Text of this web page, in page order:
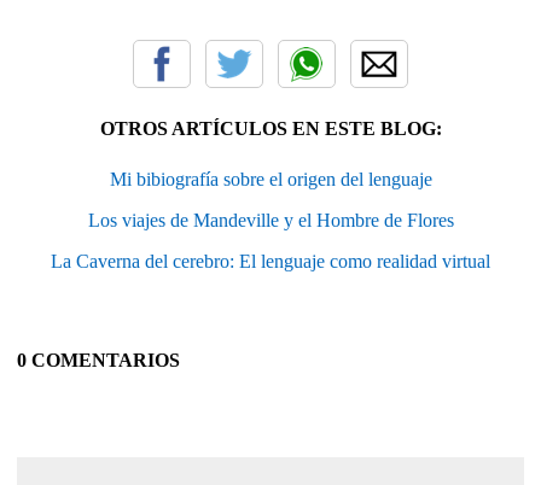
OTROS ARTÍCULOS EN ESTE BLOG:
Mi bibiografía sobre el origen del lenguaje
Los viajes de Mandeville y el Hombre de Flores
La Caverna del cerebro: El lenguaje como realidad virtual
0 COMENTARIOS